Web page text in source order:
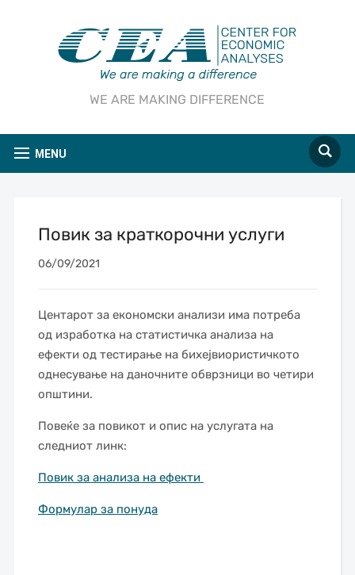
WE ARE MAKING DIFFERENCE
MENU
Повик за краткорочни услуги
06/09/2021
Центарот за економски анализи има потреба
од изработка на статистичка анализа на
ефекти од тестирање на бихејвиористичкото
однесување на даночните обврзници во четири
општини.
Повеќе за повикот и опис на услугата на
следниот линк:
Повик за анализа на ефекти
Формулар за понуда